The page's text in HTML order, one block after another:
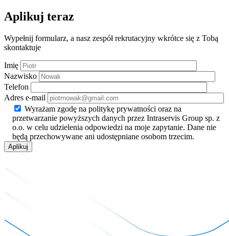
Aplikuj teraz
Wypełnij formularz, a nasz zespół rekrutacyjny wkrótce się z Tobą
skontaktuje
Imię
Nazwisko
Telefon
Adres e-mail
Wyrażam zgodę na politykę prywatności oraz na
przetwarzanie powyższych danych przez Intraservis Group sp. z
o.o. w celu udzielenia odpowiedzi na moje zapytanie. Dane nie
będą przechowywane ani udostępniane osobom trzecim.